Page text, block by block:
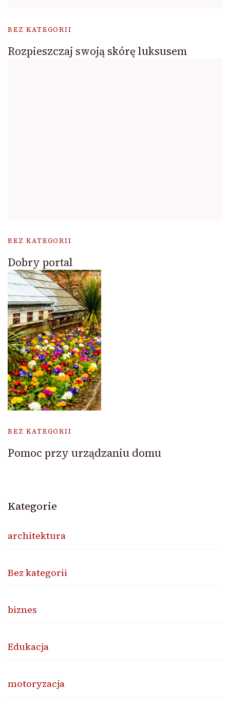
BEZ KATEGORII
Rozpieszczaj swoją skórę luksusem
BEZ KATEGORII
Dobry portal
BEZ KATEGORII
Pomoc przy urządzaniu domu
Kategorie
architektura
Bez kategorii
biznes
Edukacja
motoryzacja